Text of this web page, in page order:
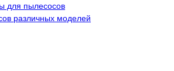
для пылесосов
различных моделей